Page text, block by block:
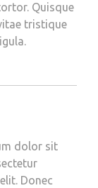
Quisque
tristique
dolor sit
Donec